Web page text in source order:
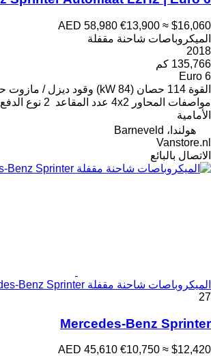
AED 58,980 €13,900 ≈ $16,060
الميكروباصات شاحنة مقفلة
2018
135,766 كم
Euro 6
القوة 114 حصان (84 kW) وقود ديزل / مازوت
مواصفات المحاور 4x2 عدد المقاعد 2 نوع الدفع
الأمامية
هولندا، Barneveld
Vanstore.nl
الاتصال بالبائع
الميكروباصات شاحنة مقفلة Mercedes-Benz Sprinter
27
Mercedes-Benz Sprinter
AED 45,610 €10,750 ≈ $12,420